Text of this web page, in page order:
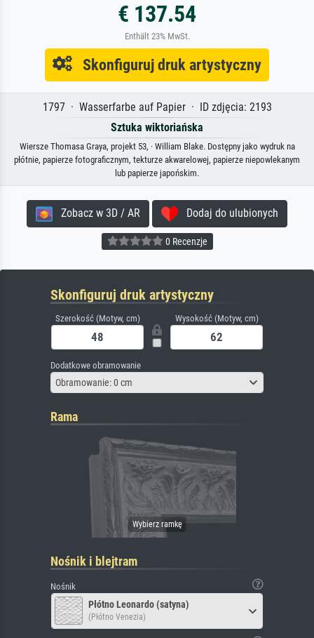
€ 137.54
Enthält 23% MwSt.
Skonfiguruj druk artystyczny
1797 · Wasserfarbe auf Papier · ID zdjęcia: 2193
Sztuka wiktoriańska
Wiersze Thomasa Graya, projekt 53, · William Blake. Dostępny jako wydruk na
płótnie, papierze fotograficznym, tekturze akwarelowej, papierze niepowlekanym
lub papierze japońskim.
Zobacz w 3D / AR Dodaj do ulubionych
0 Recenzje
Skonfiguruj druk artystyczny
Szerokość (Motyw, cm) Wysokość (Motyw, cm)
Dodatkowe obramowanie
Obramowanie: 0 cm
Rama
Nośnik i blejtram
Nośnik
Płótno Leonardo (satyna)
(Płótno Venezia)